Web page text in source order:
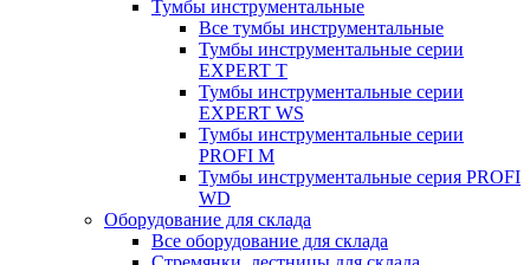
Тумбы инструментальные
Все тумбы инструментальные
Тумбы инструментальные серии
EXPERT T
Тумбы инструментальные серии
EXPERT WS
Тумбы инструментальные серии
PROFI M
Тумбы инструментальные серия PROFI
WD
Оборудование для склада
Все оборудование для склада